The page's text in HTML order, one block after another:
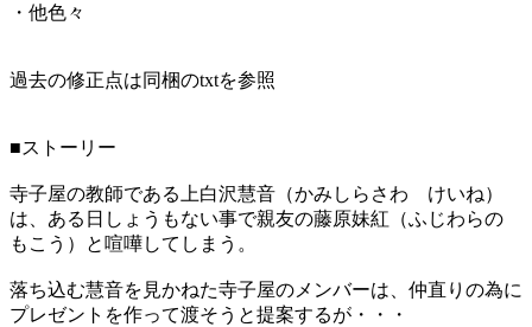
・他色々
過去の修正点は同梱のtxtを参照
■ストーリー
寺子屋の教師である上白沢慧音（かみしらさわ けいね）
は、ある日しょうもない事で親友の藤原妹紅（ふじわらの
もこう）と喧嘩してしまう。
落ち込む慧音を見かねた寺子屋のメンバーは、仲直りの為に
プレゼントを作って渡そうと提案するが・・・